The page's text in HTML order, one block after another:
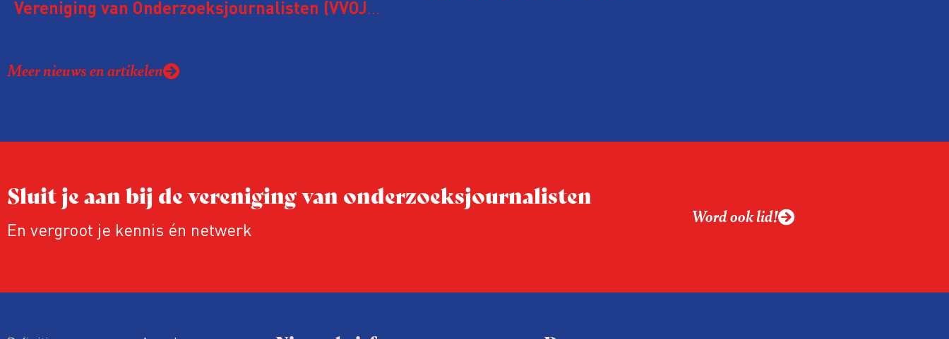
Vereniging van Onderzoeksjournalisten (VVOJ)
rond het eigen werk. Dat kost journalisten tijd,
Hoe moet de journalistiek omgaan met een
steeds onverschilligere macht?
Meer nieuws en artikelen
Sluit je aan bij de vereniging van onderzoeksjournalisten
En vergroot je kennis én netwerk
Word ook lid!